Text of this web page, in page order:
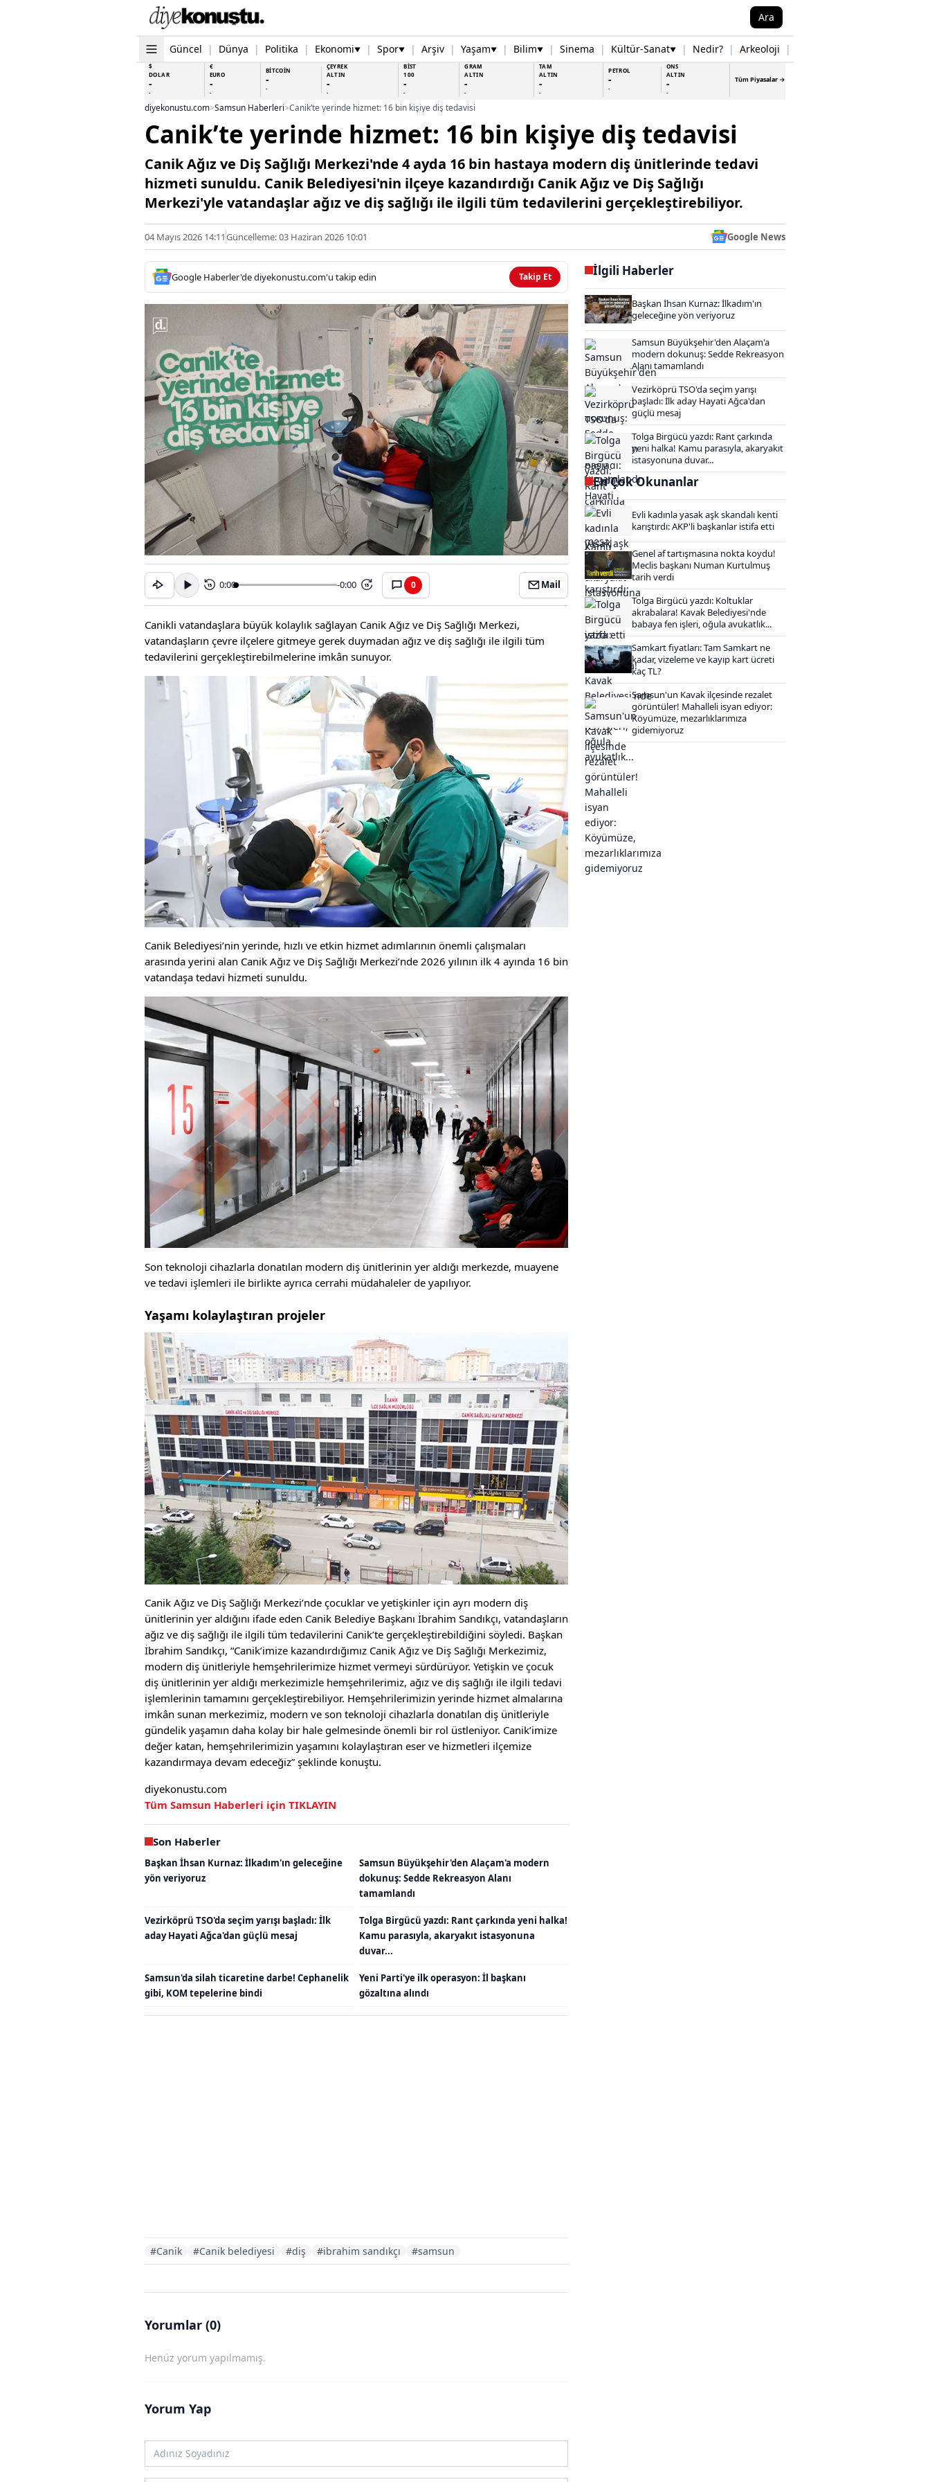
Ara
Güncel | Dünya | Politika | Ekonomi▼ | Spor▼ | Arşiv | Yaşam▼ | Bilim▼ | Sinema | Kültür-Sanat▼ | Nedir? | Arkeoloji |
$
DOLAR
-
-
€
EURO
-
-
BİTCOİN
-
-
ÇEYREK
ALTIN
-
-
BİST
100
-
-
GRAM
ALTIN
-
-
TAM
ALTIN
-
-
PETROL
-
-
ONS
ALTIN
-
-
Tüm Piyasalar →
diyekonustu.com>Samsun Haberleri>Canik’te yerinde hizmet: 16 bin kişiye diş tedavisi
Canik’te yerinde hizmet: 16 bin kişiye diş tedavisi
Canik Ağız ve Diş Sağlığı Merkezi'nde 4 ayda 16 bin hastaya modern diş ünitlerinde tedavi
hizmeti sunuldu. Canik Belediyesi'nin ilçeye kazandırdığı Canik Ağız ve Diş Sağlığı
Merkezi'yle vatandaşlar ağız ve diş sağlığı ile ilgili tüm tedavilerini gerçekleştirebiliyor.
04 Mayıs 2026 14:11Güncelleme: 03 Haziran 2026 10:01 Google News
Google Haberler'de diyekonustu.com'u takip edin Takip Et
15 0:00 -0:00 15 0 Mail
Canikli vatandaşlara büyük kolaylık sağlayan Canik Ağız ve Diş Sağlığı Merkezi,
vatandaşların çevre ilçelere gitmeye gerek duymadan ağız ve diş sağlığı ile ilgili tüm
tedavilerini gerçekleştirebilmelerine imkân sunuyor.
Canik Belediyesi’nin yerinde, hızlı ve etkin hizmet adımlarının önemli çalışmaları
arasında yerini alan Canik Ağız ve Diş Sağlığı Merkezi’nde 2026 yılının ilk 4 ayında 16 bin
vatandaşa tedavi hizmeti sunuldu.
Son teknoloji cihazlarla donatılan modern diş ünitlerinin yer aldığı merkezde, muayene
ve tedavi işlemleri ile birlikte ayrıca cerrahi müdahaleler de yapılıyor.
Yaşamı kolaylaştıran projeler
Canik Ağız ve Diş Sağlığı Merkezi’nde çocuklar ve yetişkinler için ayrı modern diş
ünitlerinin yer aldığını ifade eden Canik Belediye Başkanı İbrahim Sandıkçı, vatandaşların
ağız ve diş sağlığı ile ilgili tüm tedavilerini Canik’te gerçekleştirebildiğini söyledi. Başkan
İbrahim Sandıkçı, “Canik’imize kazandırdığımız Canik Ağız ve Diş Sağlığı Merkezimiz,
modern diş ünitleriyle hemşehrilerimize hizmet vermeyi sürdürüyor. Yetişkin ve çocuk
diş ünitlerinin yer aldığı merkezimizle hemşehrilerimiz, ağız ve diş sağlığı ile ilgili tedavi
işlemlerinin tamamını gerçekleştirebiliyor. Hemşehrilerimizin yerinde hizmet almalarına
imkân sunan merkezimiz, modern ve son teknoloji cihazlarla donatılan diş ünitleriyle
gündelik yaşamın daha kolay bir hale gelmesinde önemli bir rol üstleniyor. Canik’imize
değer katan, hemşehrilerimizin yaşamını kolaylaştıran eser ve hizmetleri ilçemize
kazandırmaya devam edeceğiz” şeklinde konuştu.
diyekonustu.com
Tüm Samsun Haberleri için TIKLAYIN
Son Haberler
Başkan İhsan Kurnaz: İlkadım'ın geleceğine
yön veriyoruz
Samsun Büyükşehir'den Alaçam'a modern
dokunuş: Sedde Rekreasyon Alanı
tamamlandı
Vezirköprü TSO'da seçim yarışı başladı: İlk
aday Hayati Ağca'dan güçlü mesaj
Tolga Birgücü yazdı: Rant çarkında yeni halka!
Kamu parasıyla, akaryakıt istasyonuna
duvar...
Samsun'da silah ticaretine darbe! Cephanelik
gibi, KOM tepelerine bindi
Yeni Parti'ye ilk operasyon: İl başkanı
gözaltına alındı
#Canik #Canik belediyesi #diş #ibrahim sandıkçı #samsun
Yorumlar (0)
Henüz yorum yapılmamış.
Yorum Yap
İlgili Haberler
Başkan İhsan Kurnaz: İlkadım'ın
geleceğine yön veriyoruz
Samsun Büyükşehir'den Alaçam'a
modern dokunuş: Sedde Rekreasyon
Alanı tamamlandı
Vezirköprü TSO'da seçim yarışı
başladı: İlk aday Hayati Ağca'dan
güçlü mesaj
Tolga Birgücü yazdı: Rant çarkında
yeni halka! Kamu parasıyla, akaryakıt
istasyonuna duvar...
En Çok Okunanlar
Evli kadınla yasak aşk skandalı kenti
karıştırdı: AKP'li başkanlar istifa etti
Genel af tartışmasına nokta koydu!
Meclis başkanı Numan Kurtulmuş
tarih verdi
Tolga Birgücü yazdı: Koltuklar
akrabalara! Kavak Belediyesi'nde
babaya fen işleri, oğula avukatlık...
Samkart fiyatları: Tam Samkart ne
kadar, vizeleme ve kayıp kart ücreti
kaç TL?
Samsun'un Kavak ilçesinde rezalet
görüntüler! Mahalleli isyan ediyor:
Köyümüze, mezarlıklarımıza
gidemiyoruz